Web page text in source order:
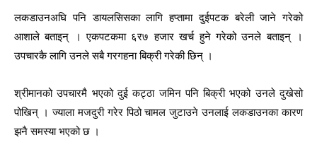
लकडाउनअघि पनि डायलसिसका लागि हप्तामा दुईपटक बरेली जाने गरेको
आशाले बताइन् । एकपटकमा ६र७ हजार खर्च हुने गरेको उनले बताइन् ।
उपचारकै लागि उनले सबै गरगहना बिक्री गरेकी छिन् ।
श्रीमानको उपचारमै भएको दुई कट्ठा जमिन पनि बिक्री भएको उनले दुखेसो
पोखिन् । ज्याला मजदुरी गरेर पिठो चामल जुटाउने उनलाई लकडाउनका कारण
झनै समस्या भएको छ ।